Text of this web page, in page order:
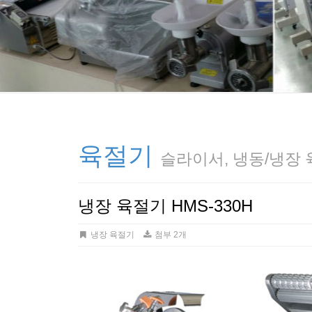
육절기 슬라이서, 냉동/냉장
냉장 육절기 HMS-330H
냉장 육절기 첨부 2개